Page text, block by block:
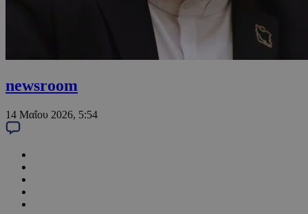
newsroom
14 Μαΐου 2026, 5:54